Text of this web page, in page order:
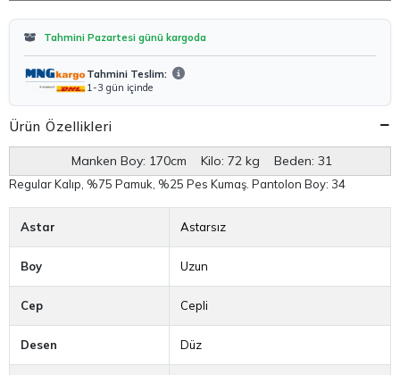
Tahmini Pazartesi günü kargoda
Tahmini Teslim:
1-3 gün içinde
Ürün Özellikleri
Manken Boy: 170cm Kilo: 72 kg Beden: 31
Regular Kalıp, %75 Pamuk, %25 Pes Kumaş. Pantolon Boy: 34
Astar Astarsız
Boy Uzun
Cep Cepli
Desen Düz